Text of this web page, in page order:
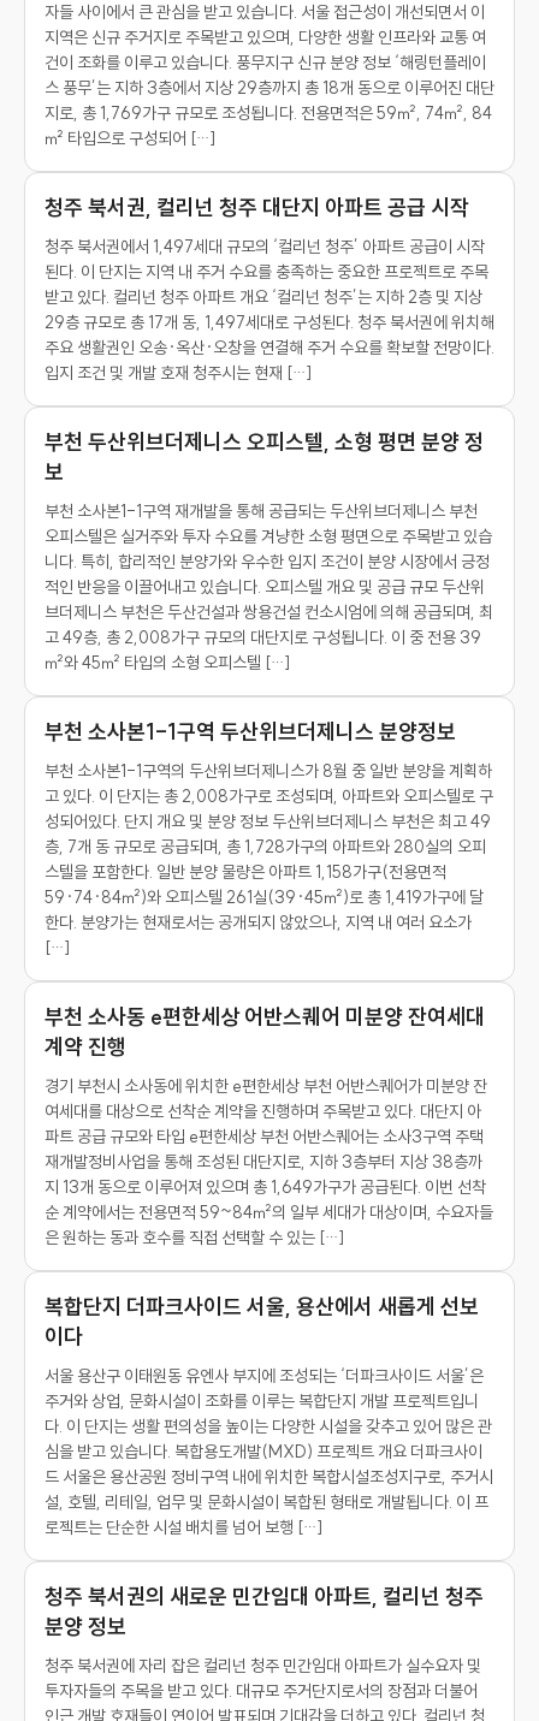
자들 사이에서 큰 관심을 받고 있습니다. 서울 접근성이 개선되면서 이
지역은 신규 주거지로 주목받고 있으며, 다양한 생활 인프라와 교통 여
건이 조화를 이루고 있습니다. 풍무지구 신규 분양 정보 ‘해링턴플레이
스 풍무’는 지하 3층에서 지상 29층까지 총 18개 동으로 이루어진 대단
지로, 총 1,769가구 규모로 조성됩니다. 전용면적은 59㎡, 74㎡, 84
㎡ 타입으로 구성되어 […]
청주 북서권, 컬리넌 청주 대단지 아파트 공급 시작
청주 북서권에서 1,497세대 규모의 ‘컬리넌 청주’ 아파트 공급이 시작
된다. 이 단지는 지역 내 주거 수요를 충족하는 중요한 프로젝트로 주목
받고 있다. 컬리넌 청주 아파트 개요 ‘컬리넌 청주’는 지하 2층 및 지상
29층 규모로 총 17개 동, 1,497세대로 구성된다. 청주 북서권에 위치해
주요 생활권인 오송·옥산·오창을 연결해 주거 수요를 확보할 전망이다.
입지 조건 및 개발 호재 청주시는 현재 […]
부천 두산위브더제니스 오피스텔, 소형 평면 분양 정
보
부천 소사본1-1구역 재개발을 통해 공급되는 두산위브더제니스 부천
오피스텔은 실거주와 투자 수요를 겨냥한 소형 평면으로 주목받고 있습
니다. 특히, 합리적인 분양가와 우수한 입지 조건이 분양 시장에서 긍정
적인 반응을 이끌어내고 있습니다. 오피스텔 개요 및 공급 규모 두산위
브더제니스 부천은 두산건설과 쌍용건설 컨소시엄에 의해 공급되며, 최
고 49층, 총 2,008가구 규모의 대단지로 구성됩니다. 이 중 전용 39
㎡와 45㎡ 타입의 소형 오피스텔 […]
부천 소사본1-1구역 두산위브더제니스 분양정보
부천 소사본1-1구역의 두산위브더제니스가 8월 중 일반 분양을 계획하
고 있다. 이 단지는 총 2,008가구로 조성되며, 아파트와 오피스텔로 구
성되어있다. 단지 개요 및 분양 정보 두산위브더제니스 부천은 최고 49
층, 7개 동 규모로 공급되며, 총 1,728가구의 아파트와 280실의 오피
스텔을 포함한다. 일반 분양 물량은 아파트 1,158가구(전용면적
59·74·84㎡)와 오피스텔 261실(39·45㎡)로 총 1,419가구에 달
한다. 분양가는 현재로서는 공개되지 않았으나, 지역 내 여러 요소가
[…]
부천 소사동 e편한세상 어반스퀘어 미분양 잔여세대
계약 진행
경기 부천시 소사동에 위치한 e편한세상 부천 어반스퀘어가 미분양 잔
여세대를 대상으로 선착순 계약을 진행하며 주목받고 있다. 대단지 아
파트 공급 규모와 타입 e편한세상 부천 어반스퀘어는 소사3구역 주택
재개발정비사업을 통해 조성된 대단지로, 지하 3층부터 지상 38층까
지 13개 동으로 이루어져 있으며 총 1,649가구가 공급된다. 이번 선착
순 계약에서는 전용면적 59~84㎡의 일부 세대가 대상이며, 수요자들
은 원하는 동과 호수를 직접 선택할 수 있는 […]
복합단지 더파크사이드 서울, 용산에서 새롭게 선보
이다
서울 용산구 이태원동 유엔사 부지에 조성되는 ‘더파크사이드 서울’은
주거와 상업, 문화시설이 조화를 이루는 복합단지 개발 프로젝트입니
다. 이 단지는 생활 편의성을 높이는 다양한 시설을 갖추고 있어 많은 관
심을 받고 있습니다. 복합용도개발(MXD) 프로젝트 개요 더파크사이
드 서울은 용산공원 정비구역 내에 위치한 복합시설조성지구로, 주거시
설, 호텔, 리테일, 업무 및 문화시설이 복합된 형태로 개발됩니다. 이 프
로젝트는 단순한 시설 배치를 넘어 보행 […]
청주 북서권의 새로운 민간임대 아파트, 컬리넌 청주
분양 정보
청주 북서권에 자리 잡은 컬리넌 청주 민간임대 아파트가 실수요자 및
투자자들의 주목을 받고 있다. 대규모 주거단지로서의 장점과 더불어
인근 개발 호재들이 연이어 발표되며 기대감을 더하고 있다. 컬리넌 청